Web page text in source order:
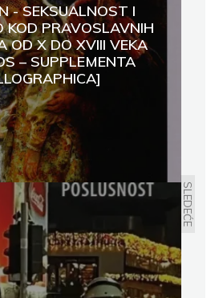
- SEKSUALNOST I
KOD PRAVOSLAVNIH
OD X DO XVIII VEKA
– SUPPLEMENTA
SLEDEĆE